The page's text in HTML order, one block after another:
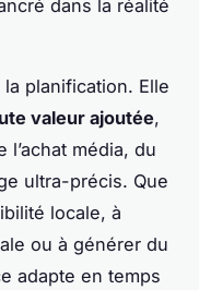
dans la réalité
planification. Elle
valeur ajoutée,
média, du
ultra-précis. Que
locale, à
ou à générer du
adapte en temps